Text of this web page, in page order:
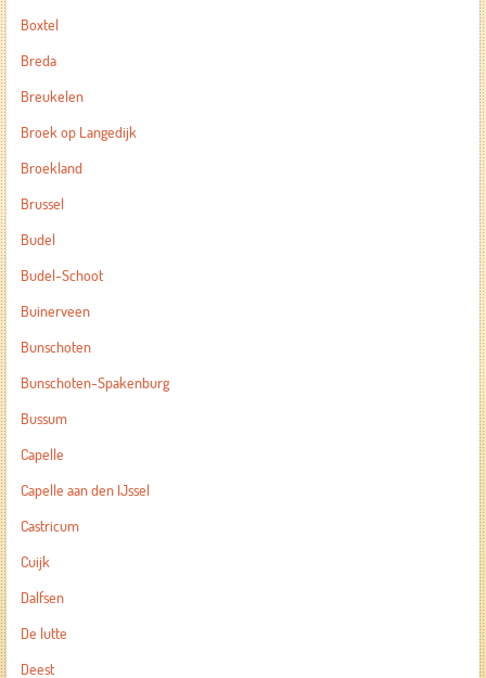
Boxtel
Breda
Breukelen
Broek op Langedijk
Broekland
Brussel
Budel
Budel-Schoot
Buinerveen
Bunschoten
Bunschoten-Spakenburg
Bussum
Capelle
Capelle aan den IJssel
Castricum
Cuijk
Dalfsen
De lutte
Deest